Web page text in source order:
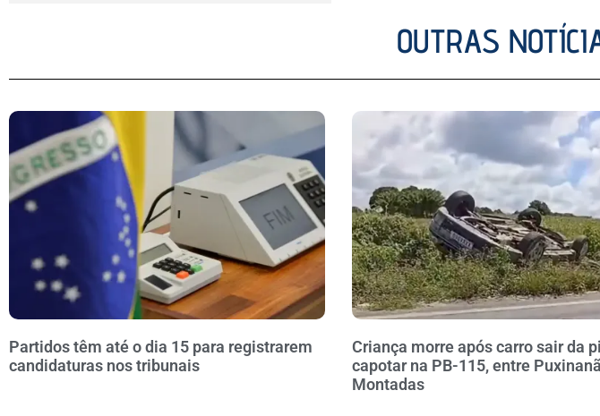
OUTRAS
Partidos têm até o dia 15 para registrarem
candidaturas nos tribunais
Criança morre após carro sair da
capotar na PB-115, entre
Montadas